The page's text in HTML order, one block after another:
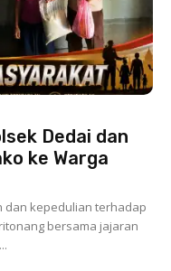
Dedai dan
ke Warga
dan kepedulian terhadap
bersama jajaran